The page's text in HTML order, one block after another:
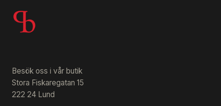
Besök oss i vår butik
Stora Fiskaregatan 15
222 24 Lund